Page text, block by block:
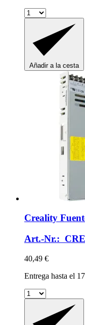
Añadir a la cesta
Creality
Art.-Nr.:
40,49 €
Entrega hasta el